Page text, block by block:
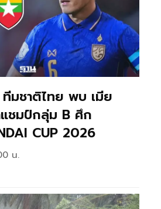
มชาติไทย พบ เมีย
ชมป์กลุ่ม B ศึก
CUP 2026
น.